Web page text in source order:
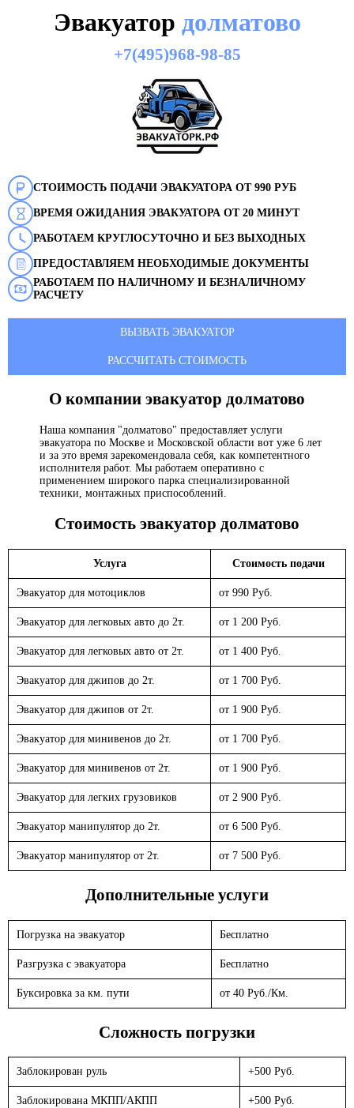
Эвакуатор долматово
+7(495)968-98-85
СТОИМОСТЬ ПОДАЧИ ЭВАКУАТОРА ОТ 990 РУБ
ВРЕМЯ ОЖИДАНИЯ ЭВАКУАТОРА ОТ 20 МИНУТ
РАБОТАЕМ КРУГЛОСУТОЧНО И БЕЗ ВЫХОДНЫХ
ПРЕДОСТАВЛЯЕМ НЕОБХОДИМЫЕ ДОКУМЕНТЫ
РАБОТАЕМ ПО НАЛИЧНОМУ И БЕЗНАЛИЧНОМУ
РАСЧЕТУ
ВЫЗВАТЬ ЭВАКУАТОР
РАССЧИТАТЬ СТОИМОСТЬ
О компании эвакуатор долматово
Наша компания "долматово" предоставляет услуги
эвакуатора по Москве и Московской области вот уже 6 лет
и за это время зарекомендовала себя, как компетентного
исполнителя работ. Мы работаем оперативно с
применением широкого парка специализированной
техники, монтажных приспособлений.
Стоимость эвакуатор долматово
Услуга Стоимость подачи
Эвакуатор для мотоциклов от 990 Руб.
Эвакуатор для легковых авто до 2т. от 1 200 Руб.
Эвакуатор для легковых авто от 2т. от 1 400 Руб.
Эвакуатор для джипов до 2т. от 1 700 Руб.
Эвакуатор для джипов от 2т. от 1 900 Руб.
Эвакуатор для минивенов до 2т. от 1 700 Руб.
Эвакуатор для минивенов от 2т. от 1 900 Руб.
Эвакуатор для легких грузовиков от 2 900 Руб.
Эвакуатор манипулятор до 2т. от 6 500 Руб.
Эвакуатор манипулятор от 2т. от 7 500 Руб.
Дополнительные услуги
Погрузка на эвакуатор Бесплатно
Разгрузка с эвакуатора Бесплатно
Буксировка за км. пути от 40 Руб./Км.
Сложность погрузки
Заблокирован руль +500 Руб.
Заблокирована МКПП/АКПП +500 Руб.